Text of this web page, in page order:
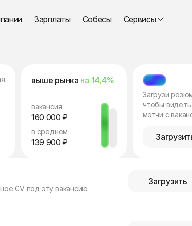
Зарплаты Собесы Сервисы
выше рынка на 14,4%
вакансия
160 000 ₽
в среднем
139 900 ₽
МЭТЧ
Загрузи
чтобы видеть
мэтчи с
CV под эту вакансию
Загрузить